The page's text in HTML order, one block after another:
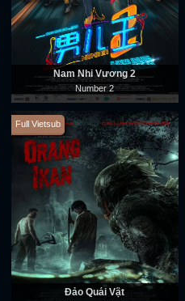
Nam Nhi Vương 2
Number 2
Full Vietsub
Đảo Quái Vật